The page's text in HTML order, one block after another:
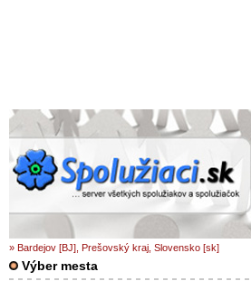
» Bardejov [BJ], Prešovský kraj, Slovensko [sk]
Výber mesta